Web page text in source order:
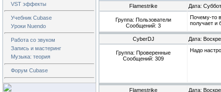
VST эффекты
Учебник Cubase
Уроки Nuendo
Работа со звуком
Запись и мастеринг
Музыка: теория
Форум Cubase
Flamestrike Дата:
Группа: Пользователи
Сообщений: 3
Почему-то
получает и
CyberDJ Дата:
Группа: Проверенные
Сообщений: 309
Надо
Flamestrike Дата: